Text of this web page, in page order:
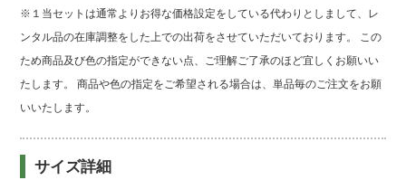
※１当セットは通常よりお得な価格設定をしている代わりとしまして、レ
ンタル品の在庫調整をした上での出荷をさせていただいております。 この
ため商品及び色の指定ができない点、ご理解ご了承のほど宜しくお願いい
たします。 商品や色の指定をご希望される場合は、単品毎のご注文をお願
いいたします。
サイズ詳細